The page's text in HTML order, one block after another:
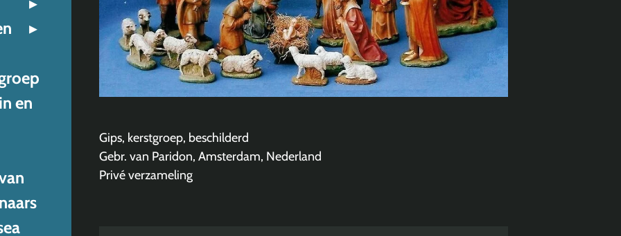
Gips, kerstgroep, beschilderd
Gebr. van Paridon, Amsterdam, Nederland
Privé verzameling
en